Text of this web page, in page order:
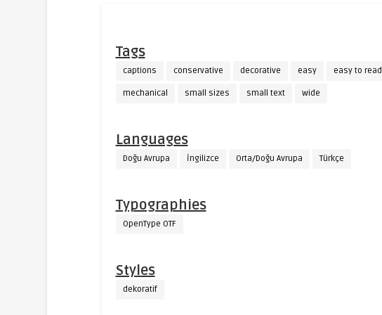
Tags
captions conservative decorative easy easy to read
mechanical small sizes small text wide
Languages
Doğu Avrupa İngilizce Orta/Doğu Avrupa Türkçe
Typographies
OpenType OTF
Styles
dekoratif